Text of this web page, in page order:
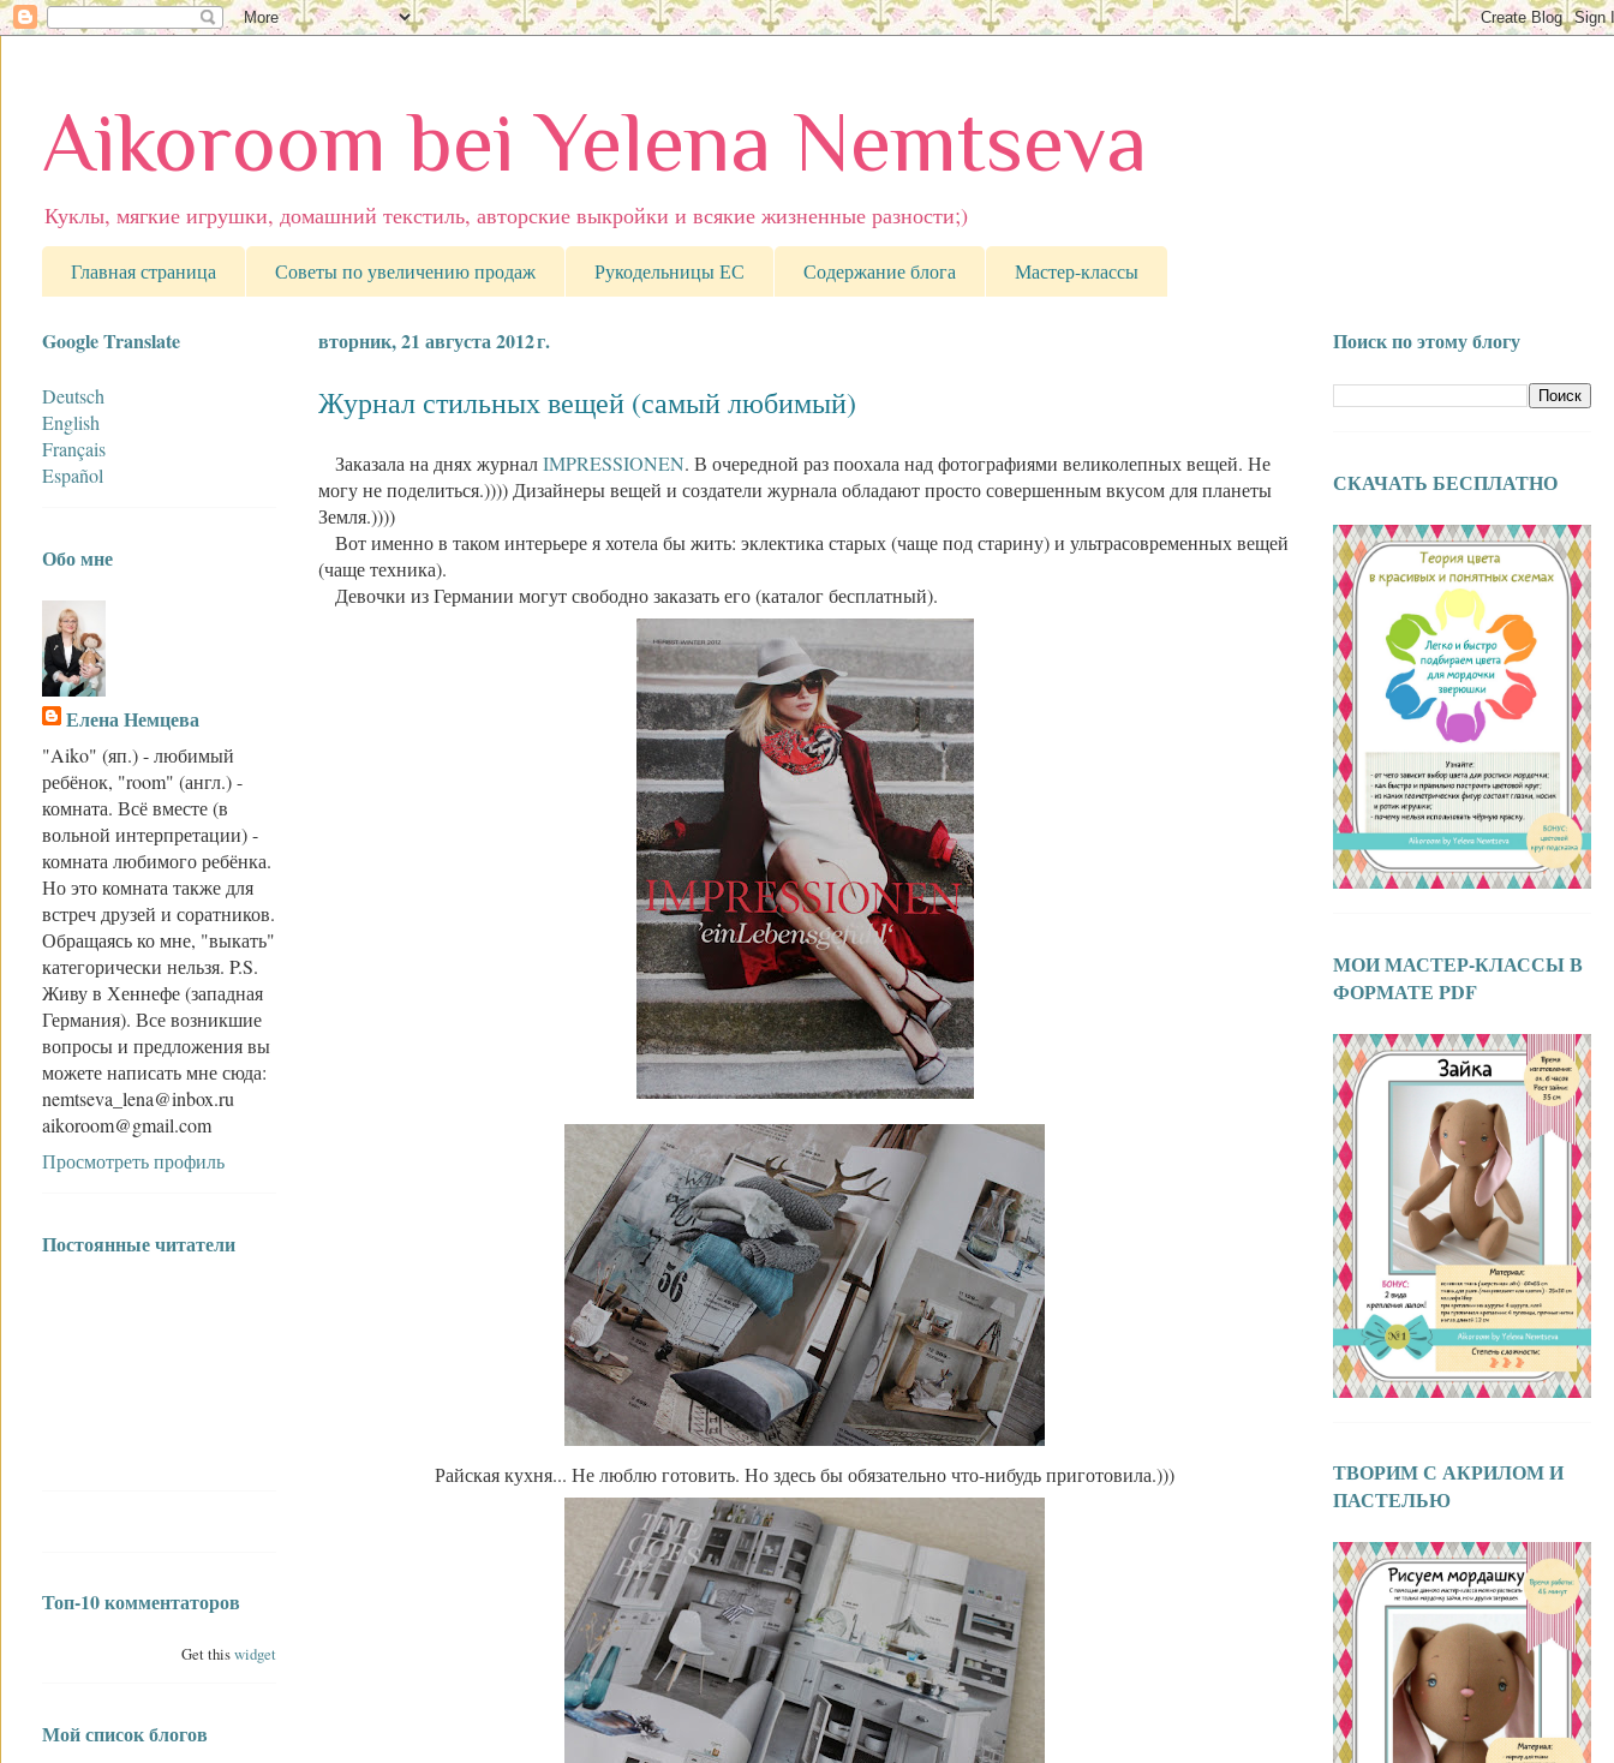
Aikoroom bei Yelena Nemtseva
Куклы, мягкие игрушки, домашний текстиль, авторские выкройки и всякие жизненные разности;)
Главная страница Советы по увеличению продаж Рукодельницы ЕС Содержание блога Мастер-классы
вторник, 21 августа 2012 г.
Журнал стильных вещей (самый любимый)
Заказала на днях журналIMPRESSIONEN. В очередной раз поохала над фотографиями великолепных вещей. Не
могу не поделиться.)))) Дизайнеры вещей и создатели журнала обладают просто совершенным вкусом для планеты
Земля.))))
Вот именно в таком интерьере я хотела бы жить: эклектика старых (чаще под старину) и ультрасовременных вещей
(чаще техника).
Девочки из Германии могут свободно заказать его (каталог бесплатный).
Райская кухня... Не люблю готовить. Но здесь бы обязательно что-нибудь приготовила.)))
Google Translate
Deutsch
English
Français
Español
Обо мне
Елена Немцева
"Aiko" (яп.) - любимый
ребёнок, "room" (англ.) -
комната. Всё вместе (в
вольной интерпретации) -
комната любимого ребёнка.
Но это комната также для
встреч друзей и соратников.
Обращаясь ко мне, "выкать"
категорически нельзя. P.S.
Живу в Хеннефе (западная
Германия). Все возникшие
вопросы и предложения вы
можете написать мне сюда:
nemtseva_lena@inbox.ru
aikoroom@gmail.com
Просмотреть профиль
Постоянные читатели
Топ-10 комментаторов
Get thiswidget
Мой список блогов
Поиск по этому блогу
СКАЧАТЬ БЕСПЛАТНО
МОИ МАСТЕР-КЛАССЫ В
ФОРМАТЕ PDF
ТВОРИМ С АКРИЛОМ И
ПАСТЕЛЬЮ